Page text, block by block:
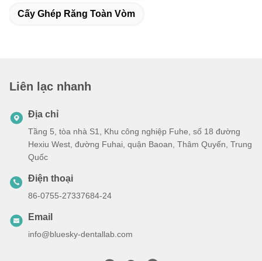
Cấy Ghép Răng Toàn Vòm
Liên lạc nhanh
Địa chỉ
Tầng 5, tòa nhà S1, Khu công nghiệp Fuhe, số 18 đường
Hexiu West, đường Fuhai, quận Baoan, Thâm Quyến, Trung
Quốc
Điện thoại
86-0755-27337684-24
Email
info@bluesky-dentallab.com